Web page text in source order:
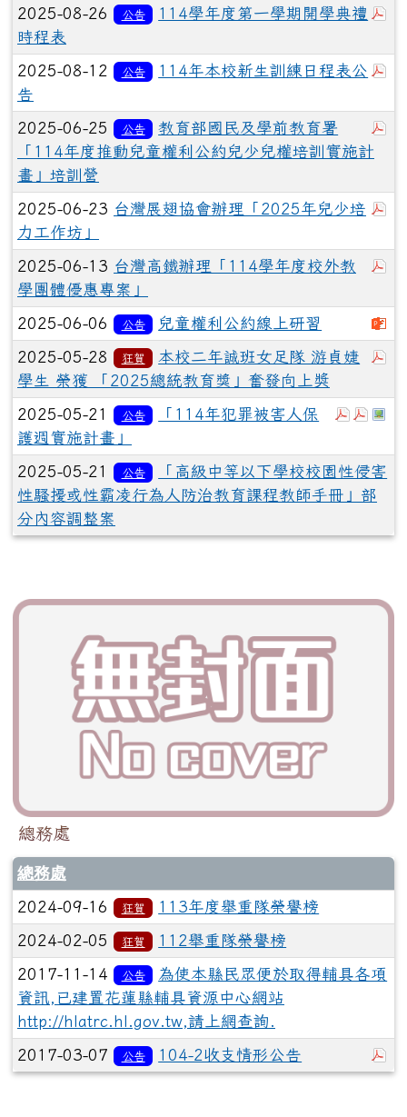
2025-08-26 公告
114學年度第一學期開學典禮
時程表
2025-08-12 公告
114年本校新生訓練日程表公
告
2025-06-25 公告
教育部國民及學前教育署
「114年度推動兒童權利公約兒少兒權培訓實施計
畫」培訓營
2025-06-23 台灣展翅協會辦理「2025年兒少培
力工作坊」
2025-06-13 台灣高鐵辦理「114學年度校外教
學團體優惠專案」
2025-06-06 公告 兒童權利公約線上研習
2025-05-28 狂賀
本校二年誠班女足隊 游貞婕
學生 榮獲 「2025總統教育獎」奮發向上奬
於彈
於
2025-05-21 公告
「114年犯罪被害人保
護週實施計畫」
2025-05-21 公告
「高級中等以下學校校園性侵害
性騷擾或性霸凌行為人防治教育課程教師手冊」部
分內容調整案
總務處
總務處
2024-09-16 狂賀 113年度舉重隊榮譽榜
2024-02-05 狂賀 112舉重隊榮譽榜
2017-11-14 公告
為使本縣民眾便於取得輔具各項
資訊,已建置花蓮縣輔具資源中心網站
http://hlatrc.hl.gov.tw,請上網查詢.
2017-03-07 公告 104-2收支情形公告